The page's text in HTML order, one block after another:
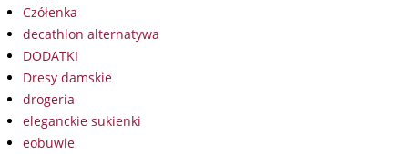
Czółenka
decathlon alternatywa
DODATKI
Dresy damskie
drogeria
eleganckie sukienki
eobuwie